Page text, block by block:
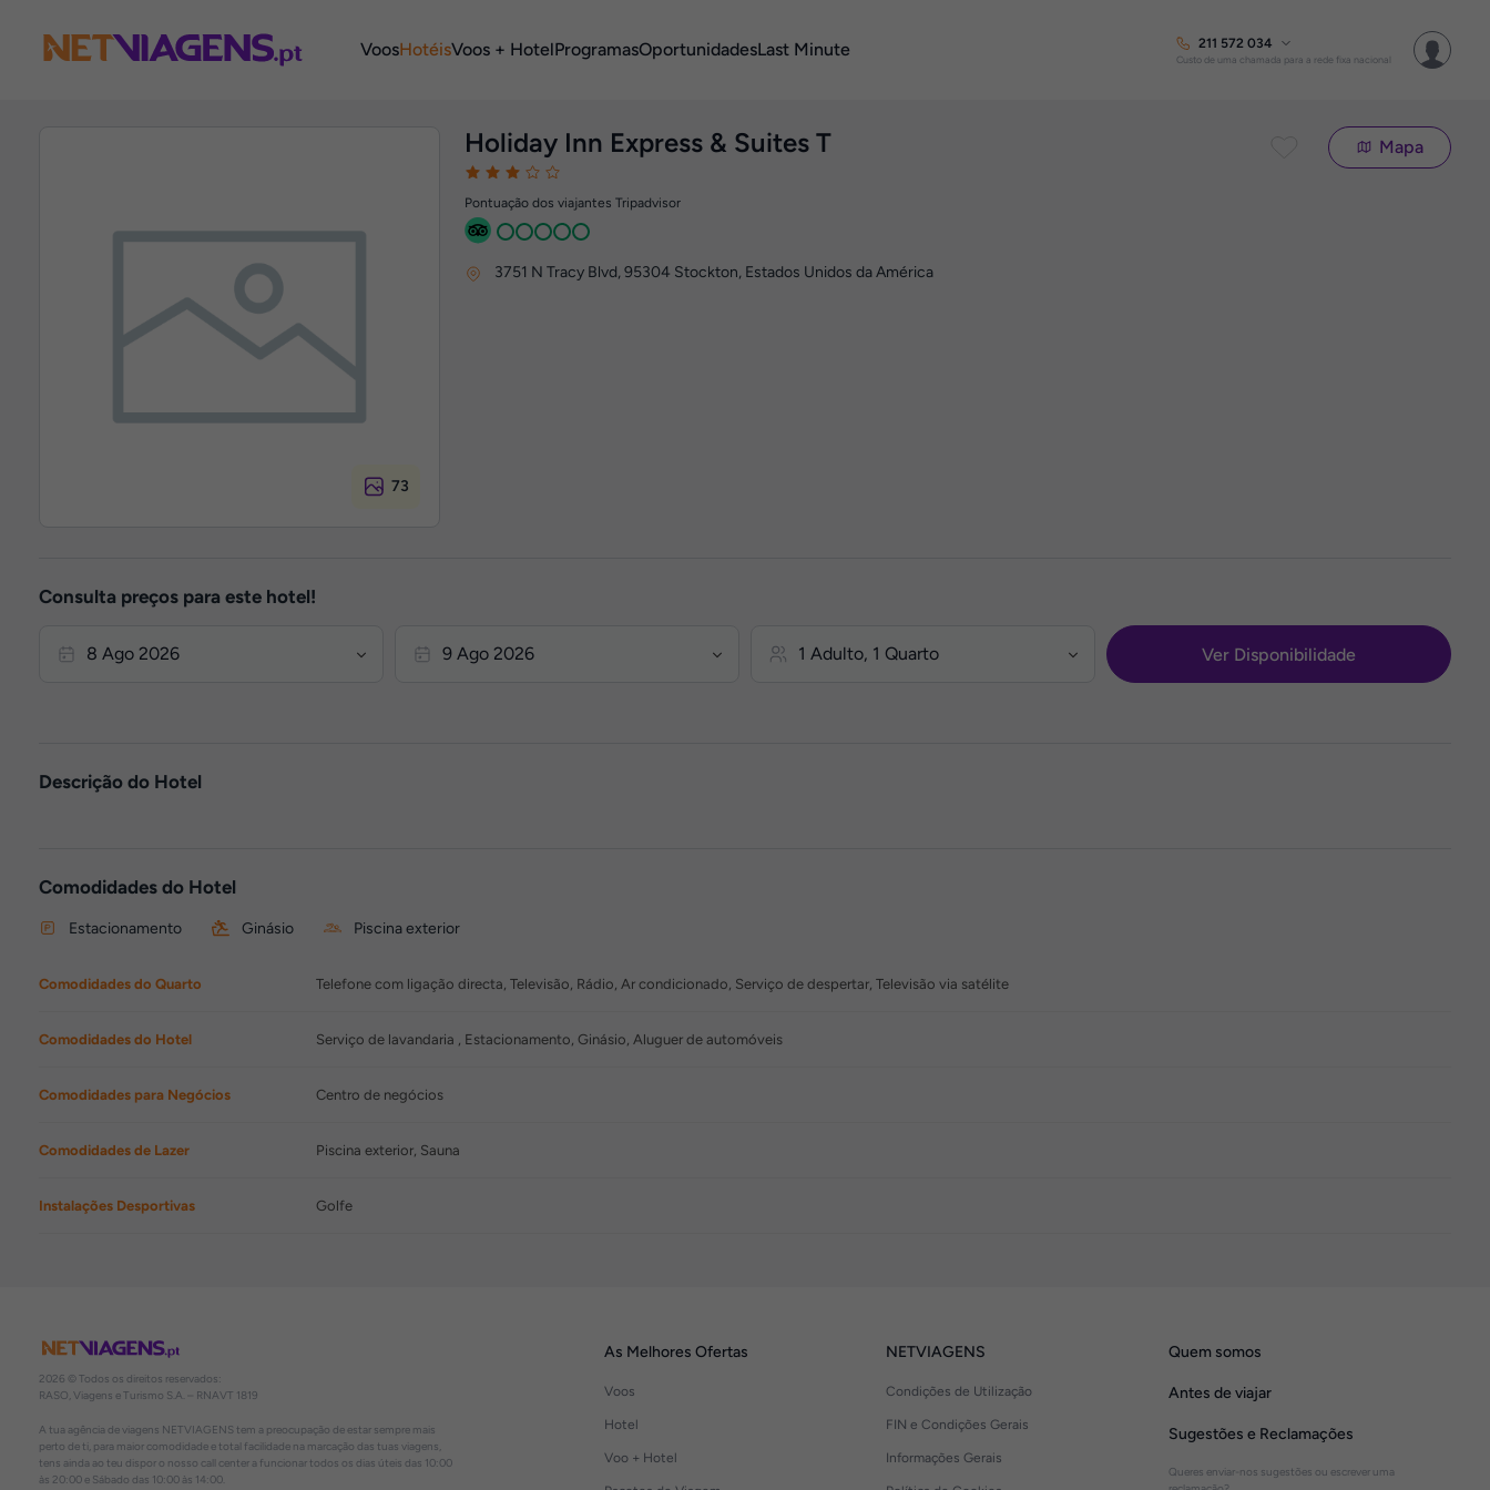
VoosHotéisVoos + HotelProgramasOportunidadesLast Minute 211 572 034
Custo de uma chamada para a rede fixa nacional
73
Holiday Inn Express & Suites T
Pontuação dos viajantes Tripadvisor
Mapa
3751 N Tracy Blvd,95304 Stockton, Estados Unidos da América
Consulta preços para este hotel!
Ver Disponibilidade
Descrição do Hotel
Comodidades do Hotel
Estacionamento Ginásio Piscina exterior
Comodidades do Quarto Telefone com ligação directa, Televisão, Rádio, Ar condicionado, Serviço de despertar, Televisão via satélite
Comodidades do Hotel Serviço de lavandaria , Estacionamento, Ginásio, Aluguer de automóveis
Comodidades para Negócios Centro de negócios
Comodidades de Lazer Piscina exterior, Sauna
Instalações Desportivas Golfe
2026 © Todos os direitos reservados:
RASO, Viagens e Turismo S.A. – RNAVT 1819
A tua agência de viagens NETVIAGENS tem a preocupação de estar sempre mais
perto de ti, para maior comodidade e total facilidade na marcação das tuas viagens,
tens ainda ao teu dispor o nosso call center a funcionar todos os dias úteis das 10:00
às 20:00 e Sábado das 10:00 às 14:00.
As Melhores Ofertas
Voos
Hotel
Voo + Hotel
NETVIAGENS
Condições de Utilização
FIN e Condições Gerais
Informações Gerais
Quem somos
Antes de viajar
Sugestões e Reclamações
Queres enviar-nos sugestões ou escrever uma